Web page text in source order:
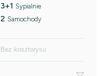
3+1 Sypialnie
2 Samochody
Bez kosztorysu